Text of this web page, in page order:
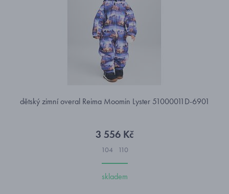
dětský zimní overal Reima Moomin Lyster 51000011D-6901
3 556 Kč
104 110
skladem